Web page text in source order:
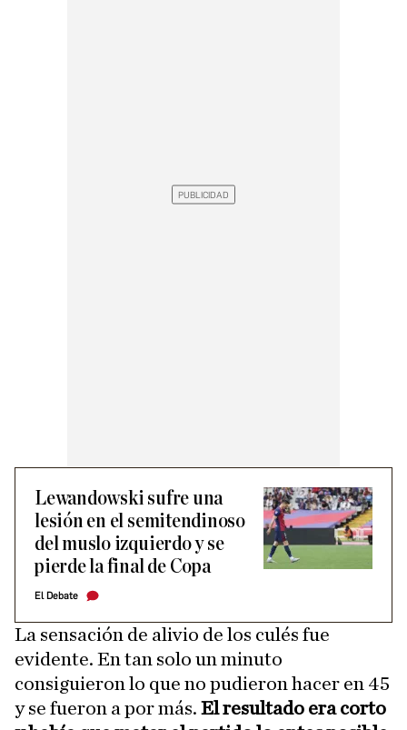
Lewandowski sufre una
lesión en el semitendinoso
del muslo izquierdo y se
pierde la final de Copa
El Debate
La sensación de alivio de los culés fue
evidente. En tan solo un minuto
consiguieron lo que no pudieron hacer en 45
y se fueron a por más. El resultado era corto